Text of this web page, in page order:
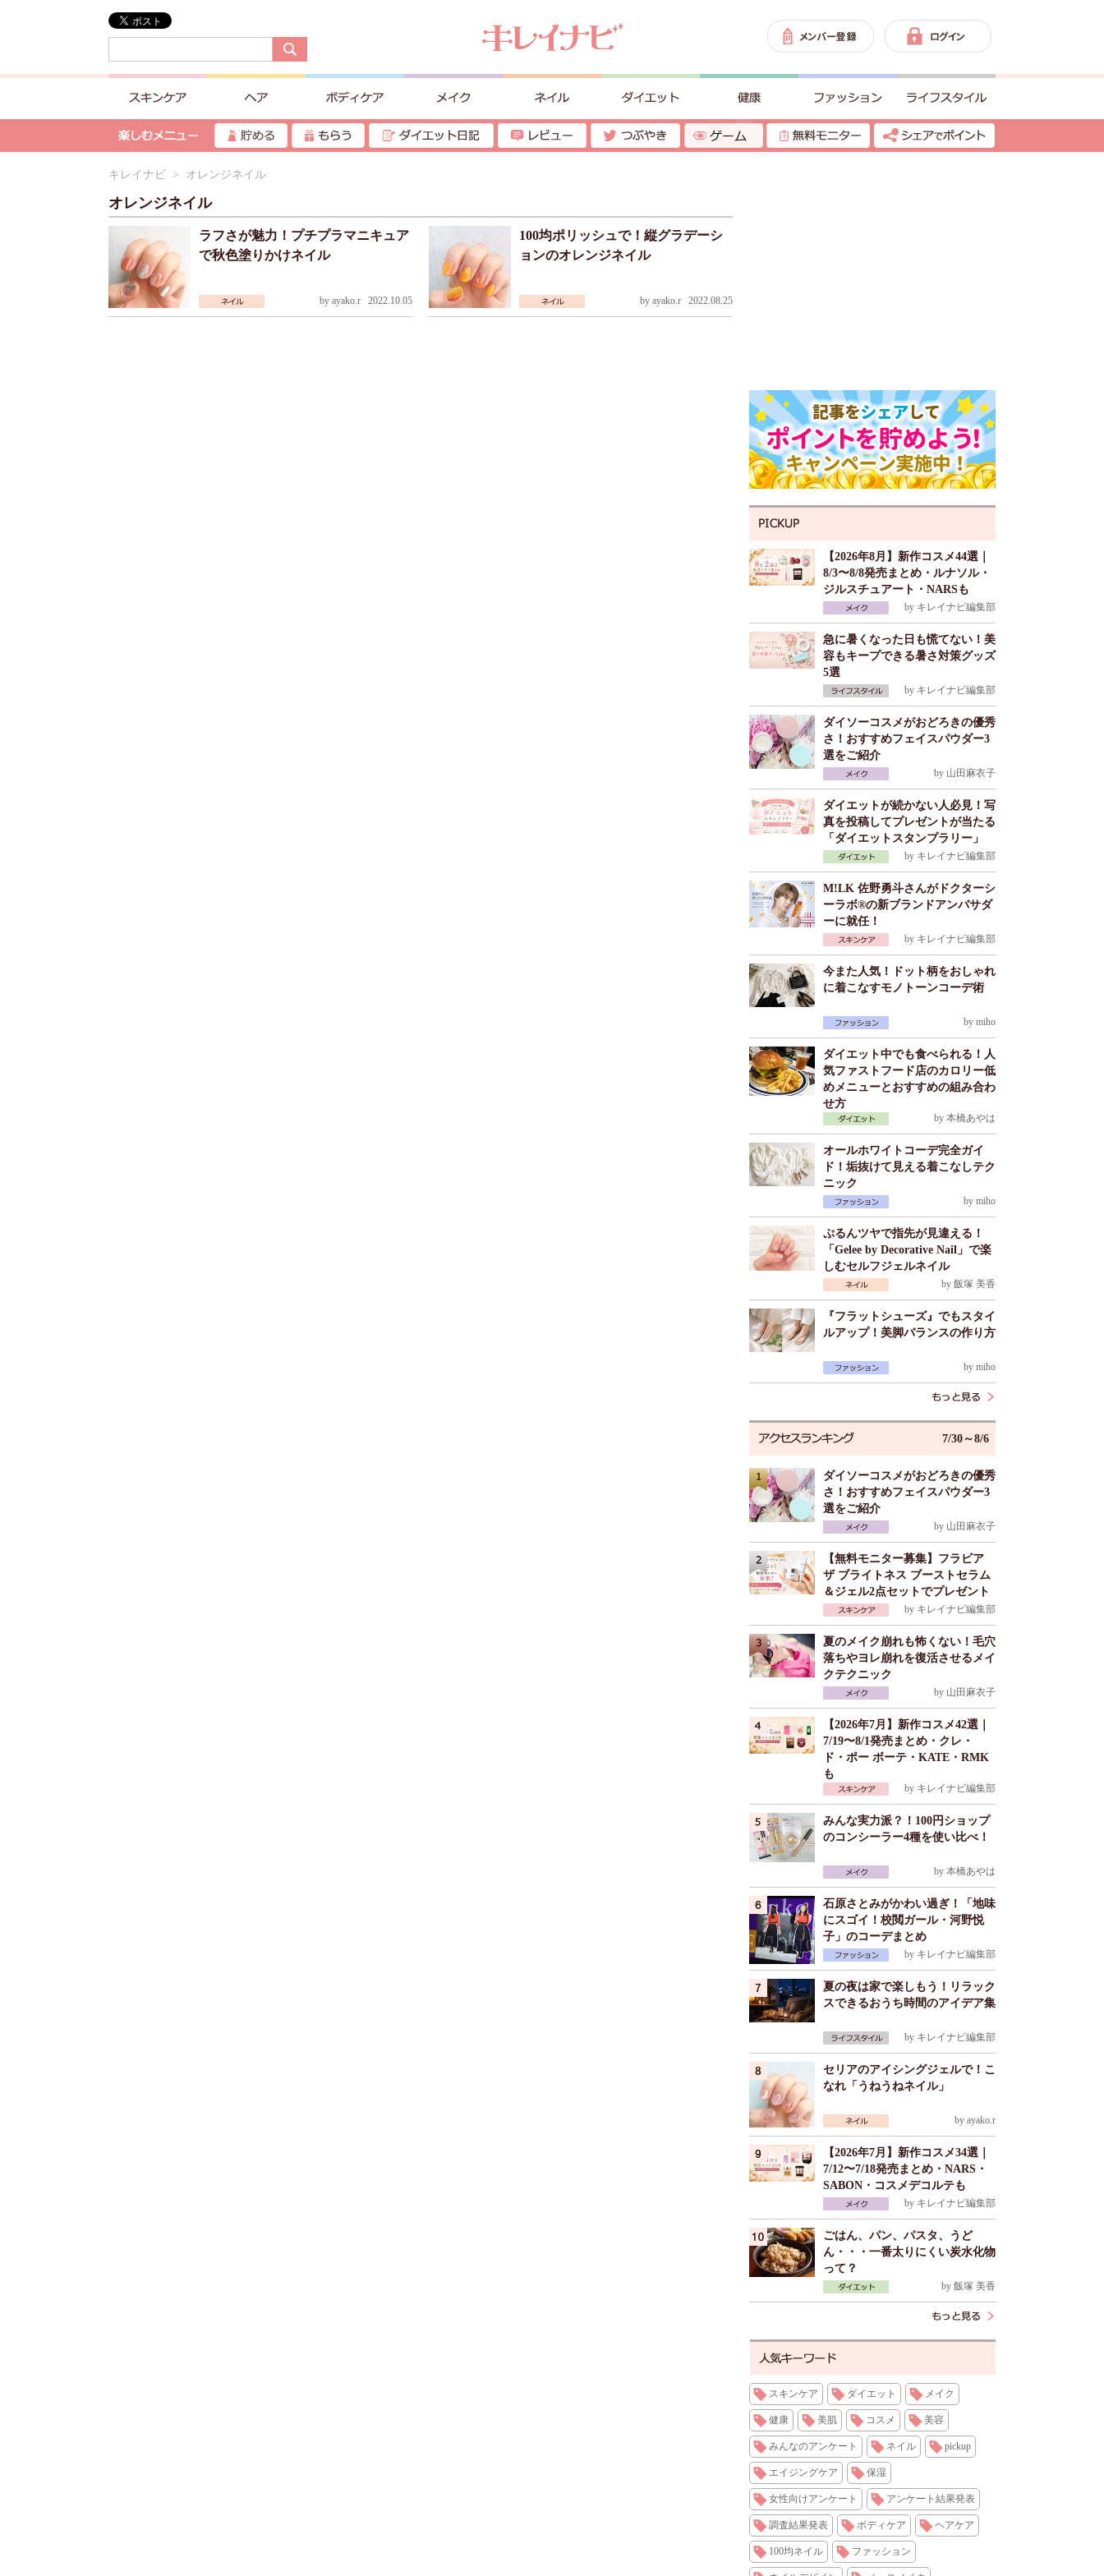
キレイナビ > オレンジネイル
オレンジネイル
ラフさが魅力！プチプラマニキュア
で秋色塗りかけネイル
by ayako.r 2022.10.05
100均ポリッシュで！縦グラデーシ
ョンのオレンジネイル
by ayako.r 2022.08.25
【2026年8月】新作コスメ44選｜
8/3〜8/8発売まとめ・ルナソル・
ジルスチュアート・NARSも
by キレイナビ編集部
急に暑くなった日も慌てない！美
容もキープできる暑さ対策グッズ
5選
by キレイナビ編集部
ダイソーコスメがおどろきの優秀
さ！おすすめフェイスパウダー3
選をご紹介
by 山田麻衣子
ダイエットが続かない人必見！写
真を投稿してプレゼントが当たる
「ダイエットスタンプラリー」
by キレイナビ編集部
M!LK 佐野勇斗さんがドクターシ
ーラボ®の新ブランドアンバサダ
ーに就任！
by キレイナビ編集部
今また人気！ドット柄をおしゃれ
に着こなすモノトーンコーデ術
by miho
ダイエット中でも食べられる！人
気ファストフード店のカロリー低
めメニューとおすすめの組み合わ
せ方
by 本橋あやは
オールホワイトコーデ完全ガイ
ド！垢抜けて見える着こなしテク
ニック
by miho
ぷるんツヤで指先が見違える！
「Gelee by Decorative Nail」で楽
しむセルフジェルネイル
by 飯塚 美香
『フラットシューズ』でもスタイ
ルアップ！美脚バランスの作り方
by miho
7/30～8/6
ダイソーコスメがおどろきの優秀
さ！おすすめフェイスパウダー3
選をご紹介
by 山田麻衣子
【無料モニター募集】フラビア
ザ ブライトネス ブーストセラム
＆ジェル2点セットでプレゼント
by キレイナビ編集部
夏のメイク崩れも怖くない！毛穴
落ちやヨレ崩れを復活させるメイ
クテクニック
by 山田麻衣子
【2026年7月】新作コスメ42選｜
7/19〜8/1発売まとめ・クレ・
ド・ポー ボーテ・KATE・RMK
も
by キレイナビ編集部
みんな実力派？！100円ショップ
のコンシーラー4種を使い比べ！
by 本橋あやは
石原さとみがかわい過ぎ！「地味
にスゴイ！校閲ガール・河野悦
子」のコーデまとめ
by キレイナビ編集部
夏の夜は家で楽しもう！リラック
スできるおうち時間のアイデア集
by キレイナビ編集部
セリアのアイシングジェルで！こ
なれ「うねうねネイル」
by ayako.r
【2026年7月】新作コスメ34選｜
7/12〜7/18発売まとめ・NARS・
SABON・コスメデコルテも
by キレイナビ編集部
ごはん、パン、パスタ、うど
ん・・・一番太りにくい炭水化物
って？
by 飯塚 美香
スキンケア ダイエット メイク
健康 美肌 コスメ 美容
みんなのアンケート ネイル pickup
エイジングケア 保湿
女性向けアンケート アンケート結果発表
調査結果発表 ボディケア ヘアケア
100均ネイル ファッション